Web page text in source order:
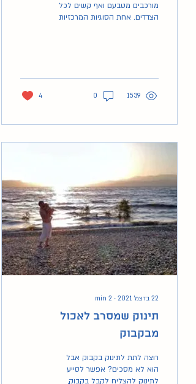
מורכבים מטבעם ואף קשים לכל
הצדדים. אחת הסוגיות המרכזיות
1539
0
4
22 בדצמ׳ 2021 ∙
2
min
תינוק שמסרב לאכול
מבקבוק
רוצה לתת לתינוק בקבוק אבל
הוא לא מסכים? אפשר לסייע
לתינוק להצליח לקבל בקבוק,